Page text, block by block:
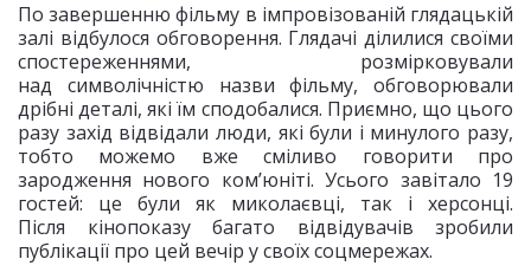
По завершенню фільму в імпровізованій глядацькій
залі відбулося обговорення. Глядачі ділилися своїми
спостереженнями, розмірковували
над символічністю назви фільму, обговорювали
дрібні деталі, які їм сподобалися. Приємно, що цього
разу захід відвідали люди, які були і минулого разу,
тобто можемо вже сміливо говорити про
зародження нового ком’юніті. Усього завітало 19
гостей: це були як миколаєвці, так і херсонці.
Після кінопоказу багато відвідувачів зробили
публікації про цей вечір у своїх соцмережах.